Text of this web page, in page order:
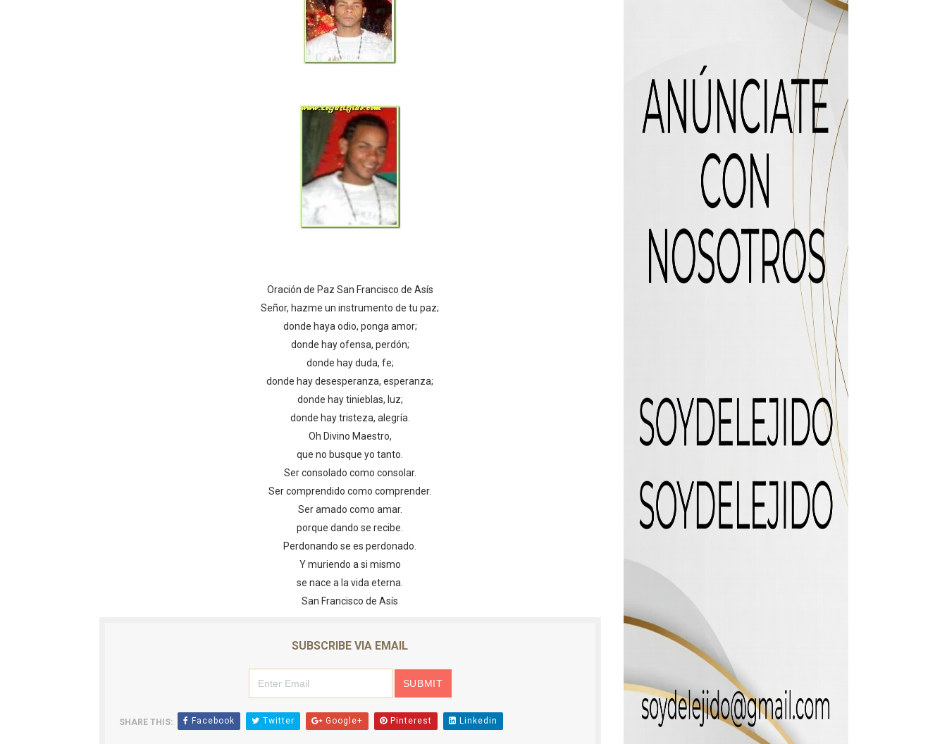
Operativo en Barahona: desmantelan fábrica de alcohol adulterado y recuperan motocicleta
Autoridades indagan muerte de mujer en La Zurza, Distrito Nacional
Discusión familiar termina en muerte de un joven en Moca; investigan a su tío
Coraasan construye parque solar de un megavatio para la planta de tratamiento de aguas residuales de Rafey
Oración de Paz San Francisco de Asís
Señor, hazme un instrumento de tu paz;
donde haya odio, ponga amor;
donde hay ofensa, perdón;
donde hay duda, fe;
donde hay desesperanza, esperanza;
donde hay tinieblas, luz;
donde hay tristeza, alegría.
Oh Divino Maestro,
que no busque yo tanto.
Ser consolado como consolar.
Ser comprendido como comprender.
Ser amado como amar.
porque dando se recibe.
Perdonando se es perdonado.
Y muriendo a si mismo
se nace a la vida eterna.
San Francisco de Asís
SUBSCRIBE VIA EMAIL
SHARE THIS: Facebook Twitter Google+ Pinterest Linkedin